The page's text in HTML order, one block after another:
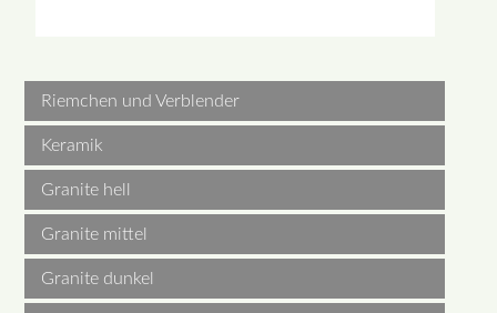
Riemchen und Verblender
Keramik
Granite hell
Granite mittel
Granite dunkel